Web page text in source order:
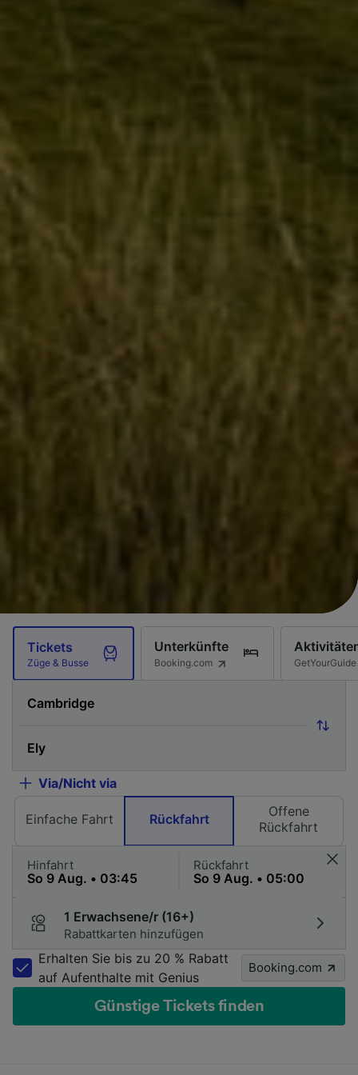
Tickets
Züge & Busse
Unterkünfte
Booking.com GetYourGuide
Via/Nicht via
Einfache Fahrt Rückfahrt
Offene
Rückfahrt
Hinfahrt Rückfahrt
1 Erwachsene/r (16+)
Rabattkarten hinzufügen
Erhalten Sie bis zu 20 % Rabatt
auf Aufenthalte mit Genius
Booking.com
Günstige Tickets finden